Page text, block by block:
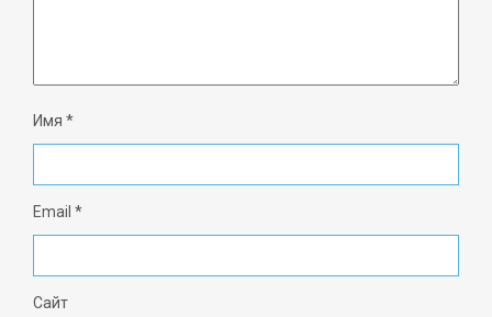
Имя *
Email *
Сайт